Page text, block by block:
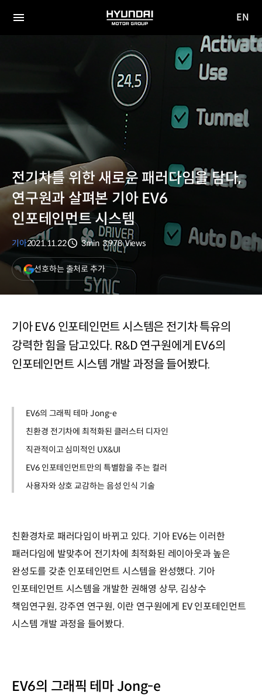
HYUNDAI
GROUP
사이
이동
EN
전기차를 위한 새로운 패러다임을 담다,
연구원과 살펴본 기아 EV6
인포테인먼트 시스템
기아2021.11.22
3min
조회수
3,978 Views
선호하는 출처로 추가(새
창
열림)
기아 EV6 인포테인먼트 시스템은 전기차 특유의
강력한 힘을 담고있다. R&D 연구원에게 EV6의
인포테인먼트 시스템 개발 과정을 들어봤다.
EV6의 그래픽 테마 Jong-e
친환경 전기차에 최적화된 클러스터 디자인
직관적이고 심미적인 UX&UI
EV6 인포테인먼트만의 특별함을 주는 컬러
사용자와 상호 교감하는 음성 인식 기술
친환경차로 패러다임이 바뀌고 있다. 기아 EV6는 이러한
패러다임에 발맞추어 전기차에 최적화된 레이아웃과 높은
완성도를 갖춘 인포테인먼트 시스템을 완성했다. 기아
인포테인먼트 시스템을 개발한 권해영 상무, 김상수
책임연구원, 강주연 연구원, 이란 연구원에게 EV 인포테인먼트
시스템 개발 과정을 들어봤다.
EV6의 그래픽 테마 Jong-e